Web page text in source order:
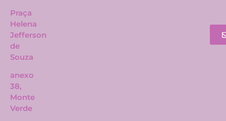
Praça
Helena
Jefferson
de
Souza
anexo
38,
Monte
Verde